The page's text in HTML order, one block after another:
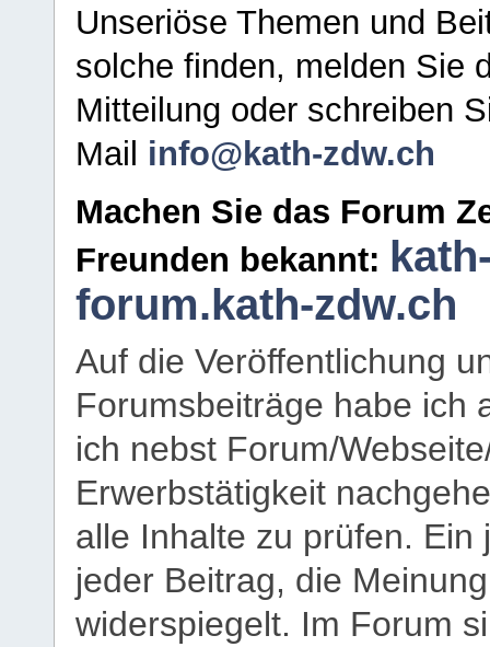
Unseriöse Themen und
solche finden, melden Sie
Mitteilung oder schreiben
Mail info@kath-zdw.ch
Machen Sie das Forum
Freunden bekannt:
forum.kath-zdw.ch
Auf die Veröffentlichung
Forumsbeiträge habe ich
ich nebst Forum/
Erwerbstätigkeit
alle Inhalte zu prüfen.
jeder Beitrag, die
widerspiegelt. Im Forum